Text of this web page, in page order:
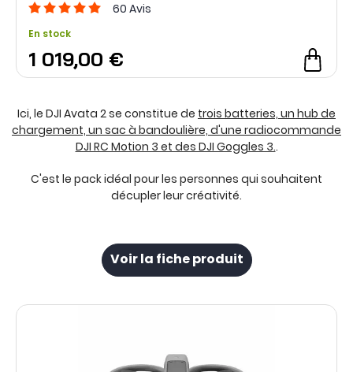
60 Avis
En stock
1 019,00 €
Ici, le DJI Avata 2 se constitue de trois batteries, un hub de
chargement, un sac à bandoulière, d'une radiocommande
DJI RC Motion 3 et des DJI Goggles 3..
C'est le pack idéal pour les personnes qui souhaitent
décupler leur créativité.
Voir la fiche produit